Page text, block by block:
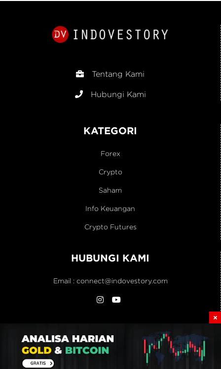
Tentang Kami
Hubungi Kami
KATEGORI
Forex
Crypto
Saham
Info Keuangan
Crypto Futures
HUBUNGI KAMI
Email : connect@indovestory.com